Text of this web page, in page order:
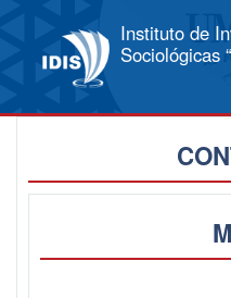
Instituto de
Sociológicas